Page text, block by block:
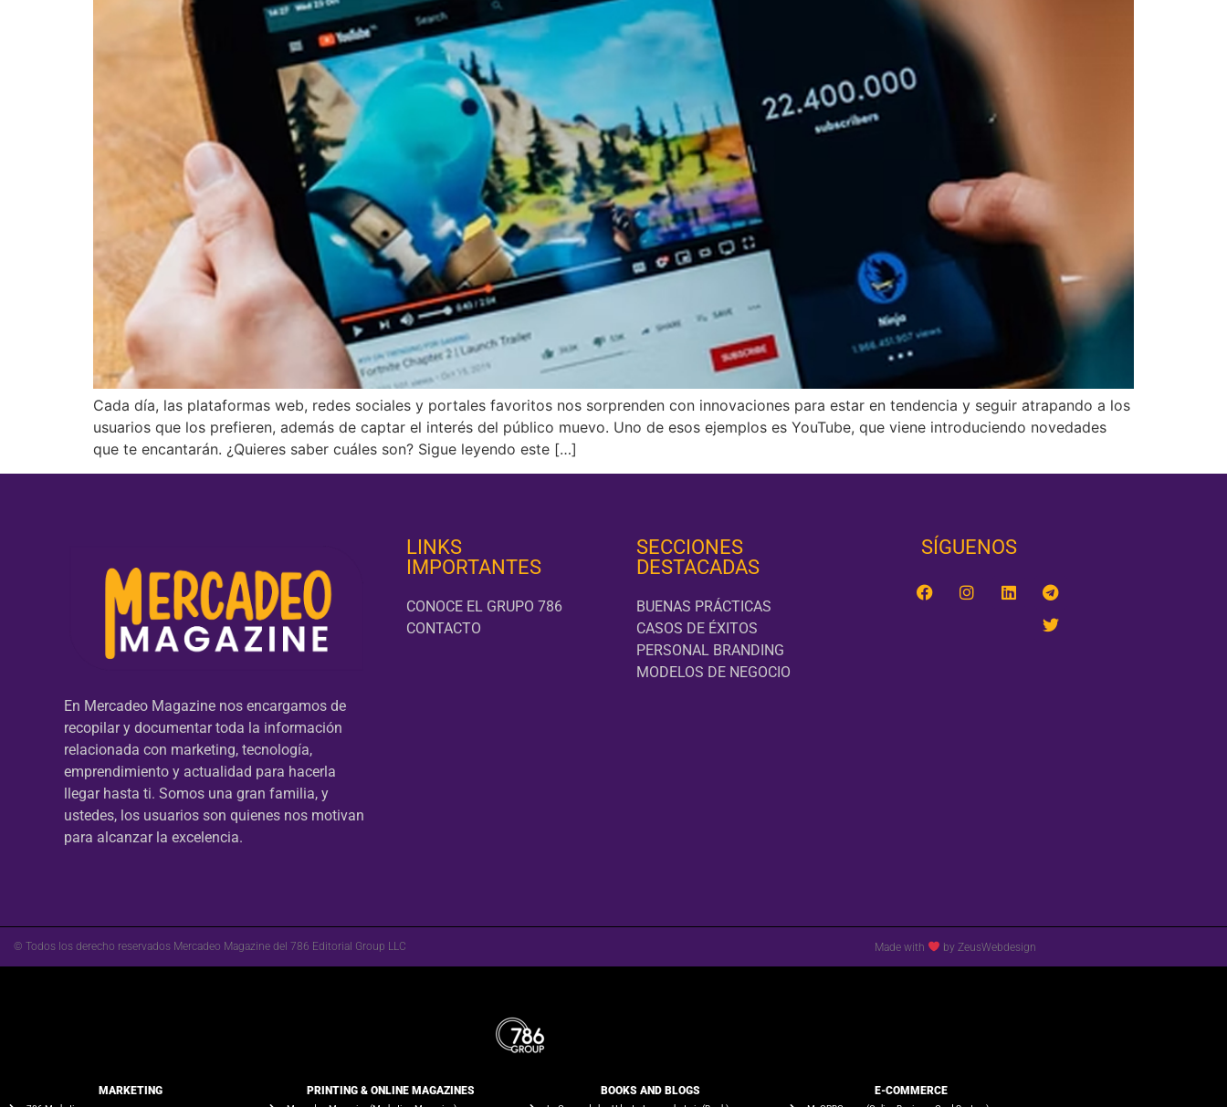
Cada día, las plataformas web, redes sociales y portales favoritos nos sorprenden con innovaciones para estar en tendencia y seguir atrapando a los
usuarios que los prefieren, además de captar el interés del público muevo. Uno de esos ejemplos es YouTube, que viene introduciendo novedades
que te encantarán. ¿Quieres saber cuáles son? Sigue leyendo este […]
En Mercadeo Magazine nos encargamos de
recopilar y documentar toda la información
relacionada con marketing, tecnología,
emprendimiento y actualidad para hacerla
llegar hasta ti. Somos una gran familia, y
ustedes, los usuarios son quienes nos motivan
para alcanzar la excelencia.
LINKS
IMPORTANTES
CONOCE EL GRUPO 786
CONTACTO
SECCIONES
DESTACADAS
BUENAS PRÁCTICAS
CASOS DE ÉXITOS
PERSONAL BRANDING
MODELOS DE NEGOCIO
SÍGUENOS‎
© Todos los derecho reservados Mercadeo Magazine del 786 Editorial Group LLC Made with by ZeusWebdesign
MARKETING PRINTING & ONLINE MAGAZINES BOOKS AND BLOGS​ E-COMMERCE